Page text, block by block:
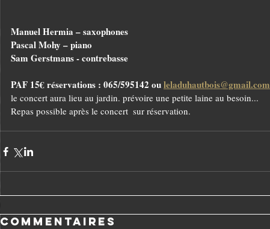
Manuel Hermia – saxophones
Pascal Mohy – piano
Sam Gerstmans - contrebasse
PAF 15€ réservations : 065/595142 ou leladuhautbois@gmail.com
le concert aura lieu au jardin. prévoire une petite laine au besoin...
Repas possible après le concert  sur réservation.
Commentaires